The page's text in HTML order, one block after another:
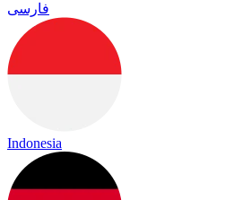
فارسی
Indonesia